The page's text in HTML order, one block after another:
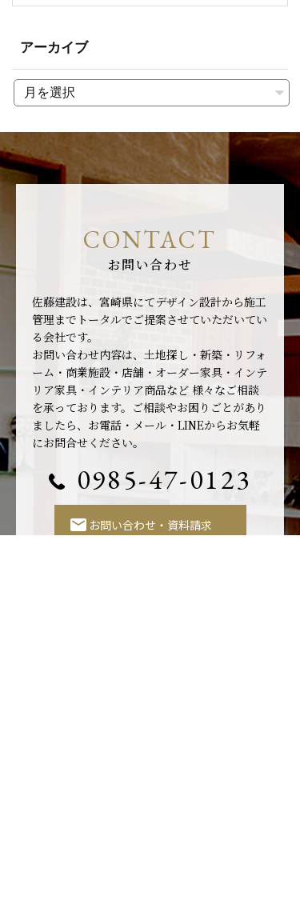
アーカイブ
CONTACT
お問い合わせ
佐藤建設は、宮崎県にてデザイン設計から施工
管理までトータルでご提案させていただいてい
る会社です。
お問い合わせ内容は、土地探し・新築・リフォ
ーム・商業施設・店舗・オーダー家具・インテ
リア家具・インテリア商品など 様々なご相談
を承っております。ご相談やお困りごとがあり
ましたら、お電話・メール・LINEからお気軽
にお問合せください。
0985-47-0123
お問い合わせ・資料請求